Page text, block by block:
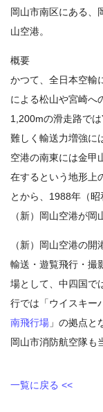
岡山市南区にある、
山空港。
概要
かつて、全日本空輸
による松山や宮崎へ
1,200mの滑走路で
難しく輸送力増強に
空港の南東には金甲
在するという地形上
とから、1988年（
（新）岡山空港が
（新）岡山空港の
輸送・遊覧飛行・撮
場として、中四国で
行では「ウイスキー
南飛行場 」の拠点と
岡山市消防航空隊も
一覧に戻る <<